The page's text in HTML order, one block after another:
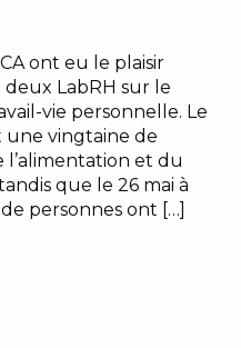
ont eu le plaisir
LabRH sur le
vie personnelle. Le
une vingtaine de
l’alimentation et du
que le 26 mai à
personnes ont […]